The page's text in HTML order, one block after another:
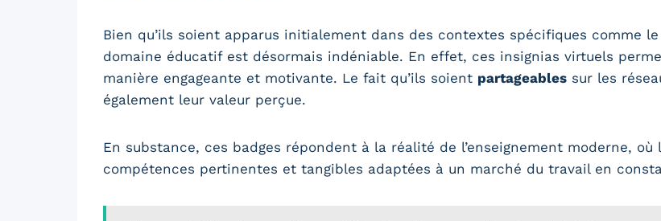
Bien qu’ils soient apparus initialement dans des contextes spécifiques comme
domaine éducatif est désormais indéniable. En effet, ces insignias virtuels
manière engageante et motivante. Le fait qu’ils soient partageables sur les
également leur valeur perçue.
En substance, ces badges répondent à la réalité de l’enseignement moderne,
compétences pertinentes et tangibles adaptées à un marché du travail en